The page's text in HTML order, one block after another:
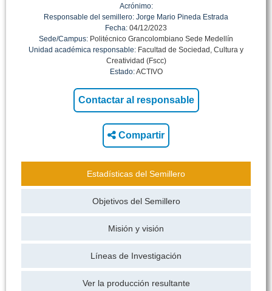
Acrónimo:
Responsable del semillero: Jorge Mario Pineda Estrada
Fecha: 04/12/2023
Sede/Campus: Politécnico Grancolombiano Sede Medellín
Unidad académica responsable: Facultad de Sociedad, Cultura y
Creatividad (Fscc)
Estado:ACTIVO
Compartir
Estadísticas del Semillero
Objetivos del Semillero
Misión y visión
Líneas de Investigación
Ver la producción resultante